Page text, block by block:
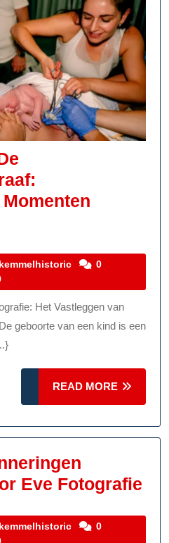
kemmelhistoric kemmelhistoric
0
geboorte van een kind is een
READ MORE
MORE
Eve Fotografie
kemmelhistoric kemmelhistoric
0